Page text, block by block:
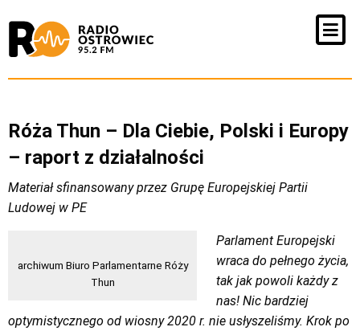
Róża Thun – Dla Ciebie, Polski i Europy
– raport z działalności
Materiał sfinansowany przez Grupę Europejskiej Partii
Ludowej w PE
archiwum Biuro Parlamentarne Róży
Thun
Parlament Europejski
wraca do pełnego życia,
tak jak powoli każdy z
nas! Nic bardziej
optymistycznego od wiosny 2020 r. nie usłyszeliśmy. Krok po